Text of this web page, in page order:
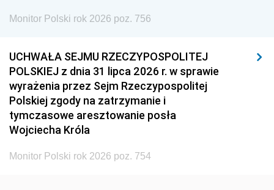
Monitor Polski rok 2026 poz. 756
UCHWAŁA SEJMU RZECZYPOSPOLITEJ
POLSKIEJ z dnia 31 lipca 2026 r. w sprawie
wyrażenia przez Sejm Rzeczypospolitej
Polskiej zgody na zatrzymanie i
tymczasowe aresztowanie posła
Wojciecha Króla
Monitor Polski rok 2026 poz. 754